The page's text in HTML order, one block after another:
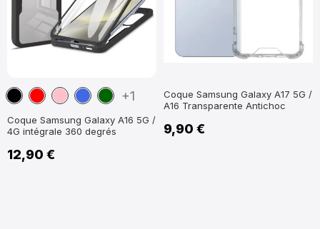
NoirRouge
RoseBleuVert +1
Coque Samsung Galaxy A16 5G /
4G intégrale 360 degrés
12,90 €
Coque Samsung Galaxy A17 5G /
A16 Transparente Antichoc
9,90 €